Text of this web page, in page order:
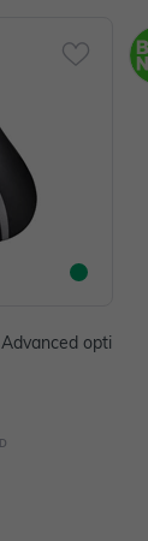
opti